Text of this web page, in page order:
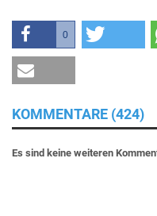
0
KOMMENTARE (424)
Es sind keine weiteren